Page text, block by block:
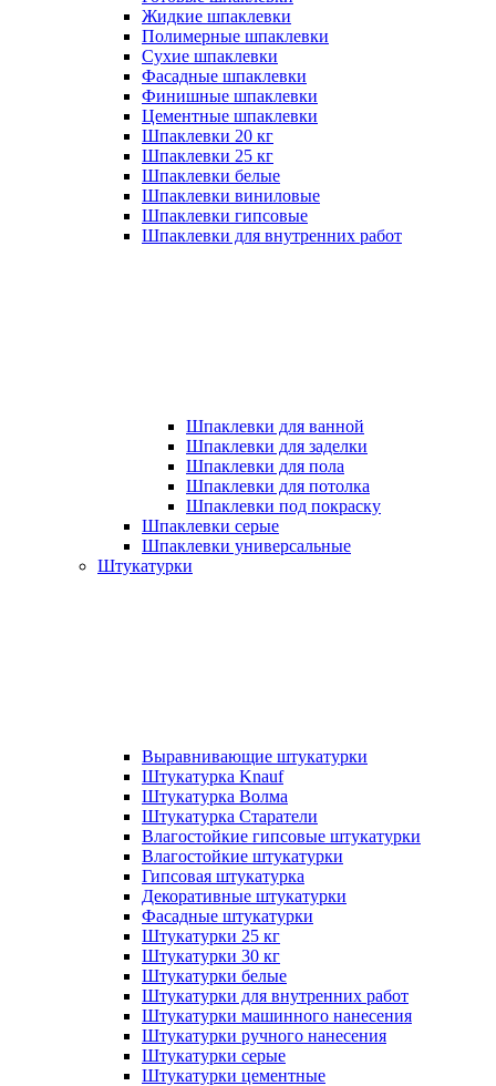
Жидкие шпаклевки
Полимерные шпаклевки
Сухие шпаклевки
Фасадные шпаклевки
Финишные шпаклевки
Цементные шпаклевки
Шпаклевки 20 кг
Шпаклевки 25 кг
Шпаклевки белые
Шпаклевки виниловые
Шпаклевки гипсовые
Шпаклевки для внутренних работ
Шпаклевки для ванной
Шпаклевки для заделки
Шпаклевки для пола
Шпаклевки для потолка
Шпаклевки под покраску
Шпаклевки серые
Шпаклевки универсальные
Штукатурки
Выравнивающие штукатурки
Штукатурка Knauf
Штукатурка Волма
Штукатурка Старатели
Влагостойкие гипсовые штукатурки
Влагостойкие штукатурки
Гипсовая штукатурка
Декоративные штукатурки
Фасадные штукатурки
Штукатурки 25 кг
Штукатурки 30 кг
Штукатурки белые
Штукатурки для внутренних работ
Штукатурки машинного нанесения
Штукатурки ручного нанесения
Штукатурки серые
Штукатурки цементные